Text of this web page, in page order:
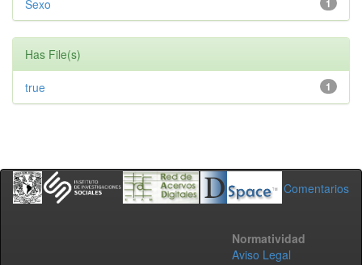
1
Sexo
Has File(s)
1
true
Comentarios
Normatividad
Aviso Legal